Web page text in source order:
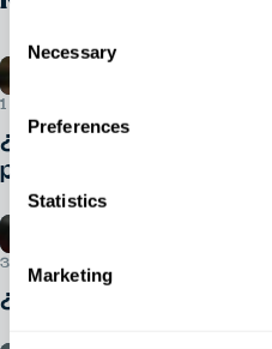
Selection
Necessary
Preferences
Statistics
Marketing
1 DE AGOSTO DE 2026
¿Qué documento de
para el curso BOSIET?
30 DE JULIO DE 2026
¿Cómo puedo